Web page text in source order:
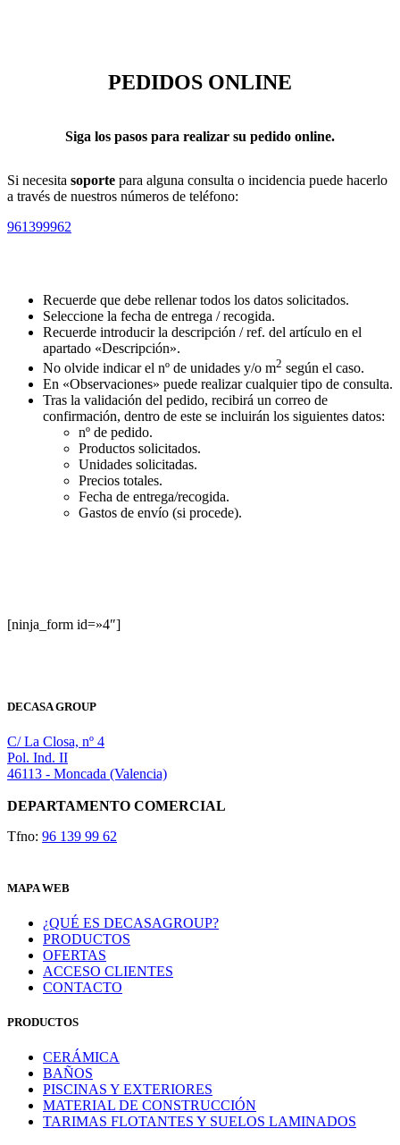
PEDIDOS ONLINE
Siga los pasos para realizar su pedido online.
Si necesita soporte para alguna consulta o incidencia puede hacerlo
a través de nuestros números de teléfono:
961399962
Recuerde que debe rellenar todos los datos solicitados.
Seleccione la fecha de entrega / recogida.
Recuerde introducir la descripción / ref. del artículo en el
apartado «Descripción».
No olvide indicar el nº de unidades y/o m2 según el caso.
En «Observaciones» puede realizar cualquier tipo de consulta.
Tras la validación del pedido, recibirá un correo de
confirmación, dentro de este se incluirán los siguientes datos:
nº de pedido.
Productos solicitados.
Unidades solicitadas.
Precios totales.
Fecha de entrega/recogida.
Gastos de envío (si procede).
[ninja_form id=»4″]
DECASA GROUP
C/ La Closa, nº 4
Pol. Ind. II
46113 - Moncada (Valencia)
DEPARTAMENTO COMERCIAL
Tfno: 96 139 99 62
MAPA WEB
¿QUÉ ES DECASAGROUP?
PRODUCTOS
OFERTAS
ACCESO CLIENTES
CONTACTO
PRODUCTOS
CERÁMICA
BAÑOS
PISCINAS Y EXTERIORES
MATERIAL DE CONSTRUCCIÓN
TARIMAS FLOTANTES Y SUELOS LAMINADOS